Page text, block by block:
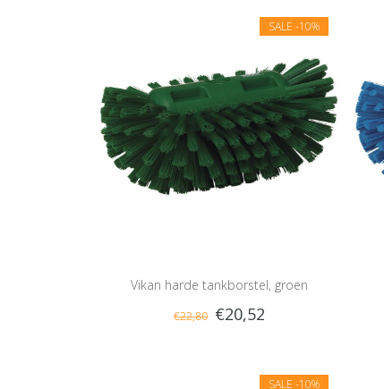
SALE -10%
Vikan harde tankborstel, groen
€22,80 €20,52
SALE -10%